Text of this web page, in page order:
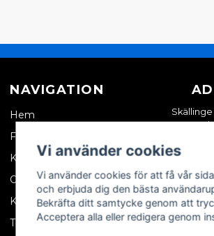
NAVIGATION
Hem
Företagskund
Kontakta oss
Om oss
Köpvillkor
Tips & trix
Skällinge
Vi använder cookies
Vi använder cookies för att få vår
och erbjuda dig den bästa
Bekräfta ditt samtycke genom att
Acceptera alla eller redigera genom